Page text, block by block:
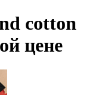
cotton
цене